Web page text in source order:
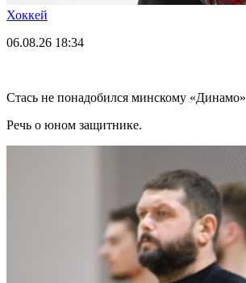
Хоккей
06.08.26 18:34
Стась не понадобился минскому «Динамо»
Речь о юном защитнике.